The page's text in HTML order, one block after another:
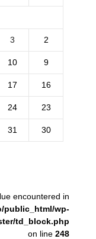
2
3
9
10
16
17
23
24
30
31
encountered in
public_html/wp-
td_block.php
on line248